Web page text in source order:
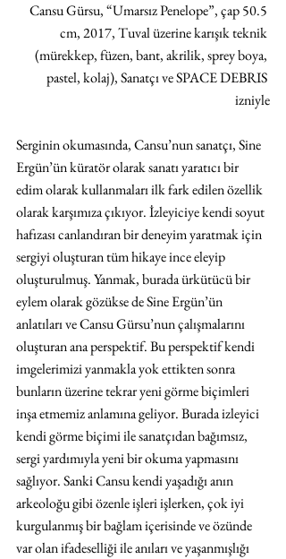
Cansu Gürsu, “Umarsız Penelope”, çap 50.5
cm, 2017, Tuval üzerine karışık teknik
(mürekkep, füzen, bant, akrilik, sprey boya,
pastel, kolaj), Sanatçı ve SPACE DEBRIS
izniyle
Serginin okumasında, Cansu’nun sanatçı, Sine
Ergün’ün küratör olarak sanatı yaratıcı bir
edim olarak kullanmaları ilk fark edilen özellik
olarak karşımıza çıkıyor. İzleyiciye kendi soyut
hafızası canlandıran bir deneyim yaratmak için
sergiyi oluşturan tüm hikaye ince eleyip
oluşturulmuş. Yanmak, burada ürkütücü bir
eylem olarak gözükse de Sine Ergün’ün
anlatıları ve Cansu Gürsu’nun çalışmalarını
oluşturan ana perspektif. Bu perspektif kendi
imgelerimizi yanmakla yok ettikten sonra
bunların üzerine tekrar yeni görme biçimleri
inşa etmemiz anlamına geliyor. Burada izleyici
kendi görme biçimi ile sanatçıdan bağımsız,
sergi yardımıyla yeni bir okuma yapmasını
sağlıyor. Sanki Cansu kendi yaşadığı anın
arkeoloğu gibi özenle işleri işlerken, çok iyi
kurgulanmış bir bağlam içerisinde ve özünde
var olan ifadeselliği ile anıları ve yaşanmışlığı